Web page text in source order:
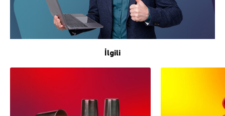
İlgili